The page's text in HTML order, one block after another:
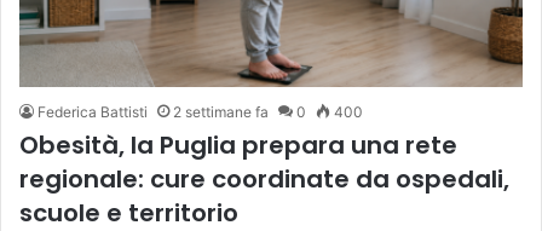
Federica Battisti 2 settimane fa 0 400
Obesità, la Puglia prepara una rete
regionale: cure coordinate da ospedali,
scuole e territorio